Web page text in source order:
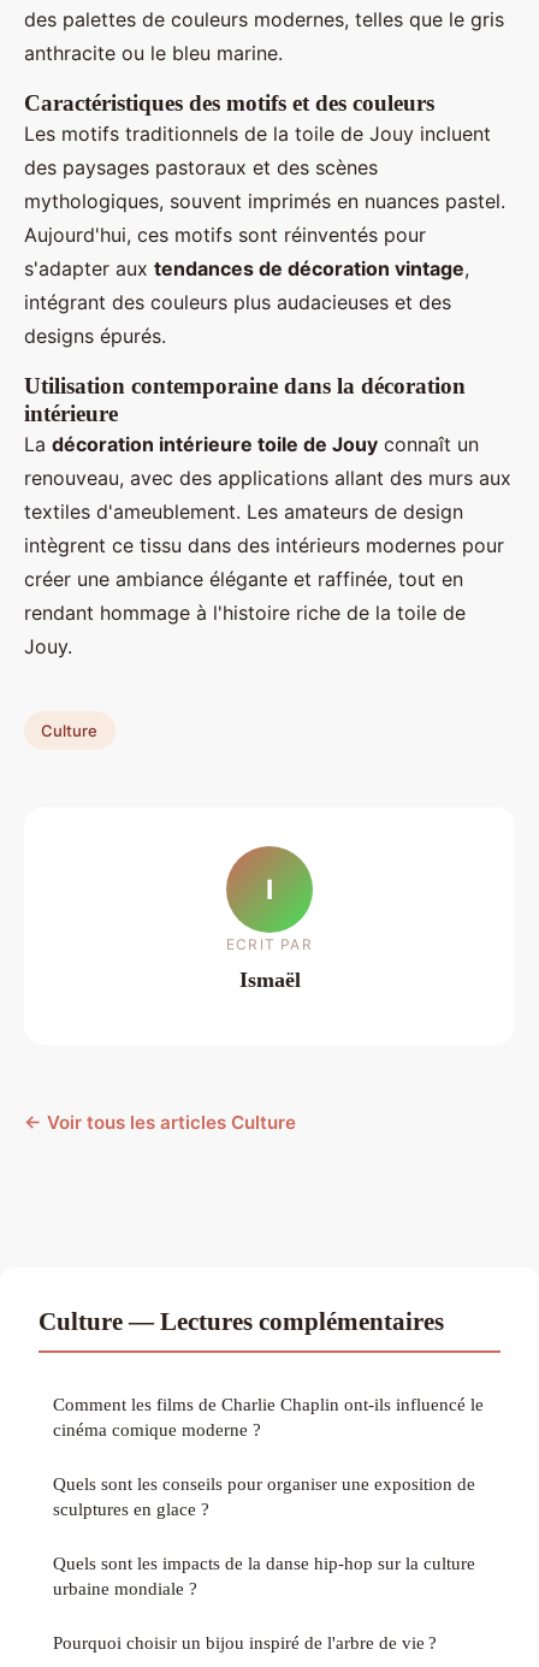
des palettes de couleurs modernes, telles que le gris
anthracite ou le bleu marine.
Caractéristiques des motifs et des couleurs
Les motifs traditionnels de la toile de Jouy incluent
des paysages pastoraux et des scènes
mythologiques, souvent imprimés en nuances pastel.
Aujourd'hui, ces motifs sont réinventés pour
s'adapter aux tendances de décoration vintage,
intégrant des couleurs plus audacieuses et des
designs épurés.
Utilisation contemporaine dans la décoration
intérieure
La décoration intérieure toile de Jouy connaît un
renouveau, avec des applications allant des murs aux
textiles d'ameublement. Les amateurs de design
intègrent ce tissu dans des intérieurs modernes pour
créer une ambiance élégante et raffinée, tout en
rendant hommage à l'histoire riche de la toile de
Jouy.
Culture
I
ECRIT PAR
Ismaël
← Voir tous les articles Culture
Culture — Lectures complémentaires
Comment les films de Charlie Chaplin ont-ils influencé le
cinéma comique moderne ?
Quels sont les conseils pour organiser une exposition de
sculptures en glace ?
Quels sont les impacts de la danse hip-hop sur la culture
urbaine mondiale ?
Pourquoi choisir un bijou inspiré de l'arbre de vie ?